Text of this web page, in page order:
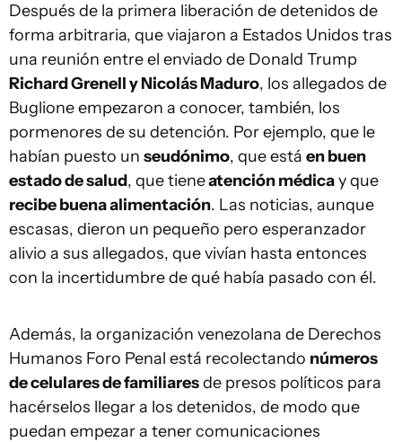
Después de la primera liberación de detenidos de
forma arbitraria, que viajaron a Estados Unidos tras
una reunión entre el enviado de Donald Trump
Richard Grenell y Nicolás Maduro, los allegados de
Buglione empezaron a conocer, también, los
pormenores de su detención. Por ejemplo, que le
habían puesto un seudónimo, que está en buen
estado de salud, que tieneatención médicay que
recibe buena alimentación. Las noticias, aunque
escasas, dieron un pequeño pero esperanzador
alivio a sus allegados, que vivían hasta entonces
con la incertidumbre de qué había pasado con él.
Además, la organización venezolana de Derechos
Humanos Foro Penal está recolectando números
de celulares de familiaresde presos políticos para
hacérselos llegar a los detenidos, de modo que
puedan empezar a tener comunicaciones